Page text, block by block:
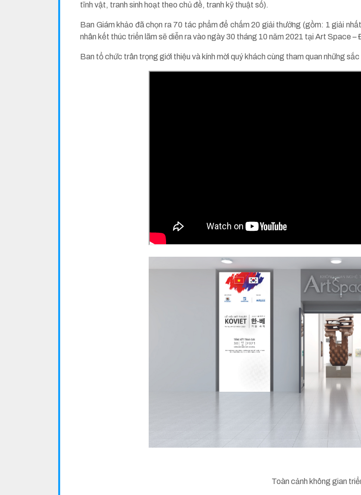
tĩnh vật, tranh sinh hoạt theo chủ đề, tranh kỹ thuật số).
Ban Giám khảo đã chọn ra 70 tác phẩm để chấm 20 giải thưởng (gồm: 1 giải
nhân kết thúc triển lãm sẽ diễn ra vào ngày 30 tháng 10 năm 2021 tại Art Space
Ban tổ chức trân trọng giới thiệu và kính mời quý khách cùng tham quan những
Toàn cảnh không gian